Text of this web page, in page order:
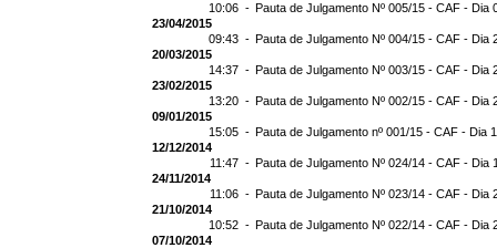
10:06 - Pauta de Julgamento Nº 005/15 - CAF - Dia
23/04/2015
09:43 - Pauta de Julgamento Nº 004/15 - CAF - Dia
20/03/2015
14:37 - Pauta de Julgamento Nº 003/15 - CAF - Dia
23/02/2015
13:20 - Pauta de Julgamento Nº 002/15 - CAF - Dia
09/01/2015
15:05 - Pauta de Julgamento nº 001/15 - CAF - Dia
12/12/2014
11:47 - Pauta de Julgamento Nº 024/14 - CAF - Dia
24/11/2014
11:06 - Pauta de Julgamento Nº 023/14 - CAF - Dia
21/10/2014
10:52 - Pauta de Julgamento Nº 022/14 - CAF - Dia
07/10/2014